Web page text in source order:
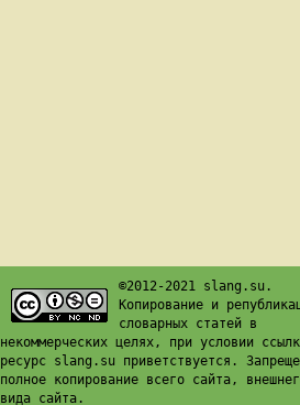
©2012-2021 slang.su.
Копирование и
словарных статей в
некоммерческих целях, при условии
ресурс slang.su приветствуется.
полное копирование всего сайта,
вида сайта.